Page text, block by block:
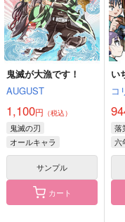
サンプル
作品詳細
鬼滅が大漁です！
AUGUST
1,100円 （税込）
鬼滅の刃
オールキャラ
竈門炭治郎
かまぼこ隊サンプル
カート
い
コ
落
六
オ